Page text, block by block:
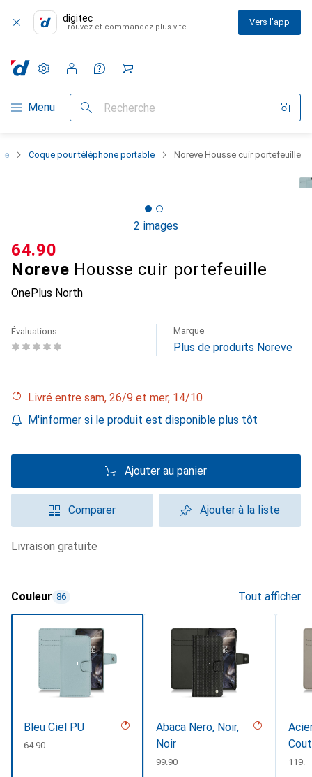
digitec
Trouvez et commandez plus vite Vers l'app
Navigation par catégorie
Menu Recherche
Paramètres
Compte client
Listes de comparaison
Listes d'envies
Panier
Coque pour téléphone portable Noreve Housse cuir portefeuille
2 images
Noreve Housse cuir portefeuille
OnePlus North
CHF
64.90
Évaluations Marque
Plus de produits Noreve
Livré entre sam, 26/9 et mer, 14/10
M'informer si le produit est disponible plus tôt
Ajouter au panier
Comparer Ajouter à la liste
livraison gratuite
Couleur 86 Tout afficher
Bleu Ciel PU
CHF
64.90
Abaca Nero, Noir,
Noir
CHF
99.90 CHF
119.–